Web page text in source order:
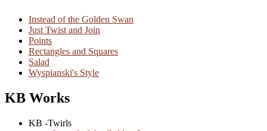
Instead of the Golden Swan
Just Twist and Join
Points
Rectangles and Squares
Salad
Wyspianski's Style
KB Works
KB -Twirls